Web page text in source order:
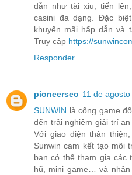
dẫn như tài xỉu, tiến
casini đa dạng. Đặc
khuyến mãi hấp dẫn và
Truy cập https://
Responder
pioneerseo 11 de
SUNWIN là cổng game
đến trải nghiệm giải trí
Với giao diện thân
Sunwin cam kết tạo môi
bạn có thể tham gia các
hũ, mini game… và